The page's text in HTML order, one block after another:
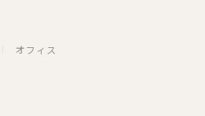
オフィス